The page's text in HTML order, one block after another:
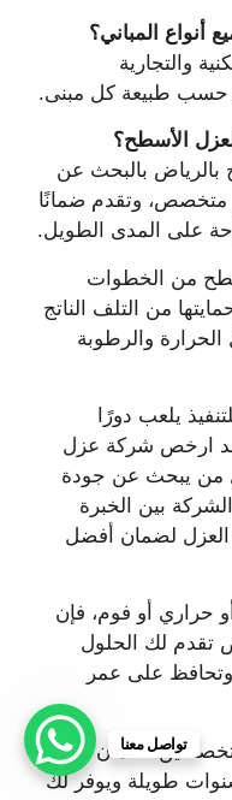
والتجارية
حسب طبيعة كل مبنى.
بالبحث عن
وتقدم ضمانًا
على المدى الطويل.
من الخطوات
من التلف الناتج
والرطوبة
يلعب دورًا
ارخص شركة عزل
من يبحث عن جودة
بين الخبرة
العزل لضمان أفضل
أو فوم، فإن
لك الحلول
وتحافظ على عمر
لضمان
طويلة ويوفر لك
تواصل معنا